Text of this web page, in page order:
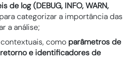
de log (DEBUG, INFO, WARN,
categorizar a importância das
a análise;
como parâmetros de
e identificadores de